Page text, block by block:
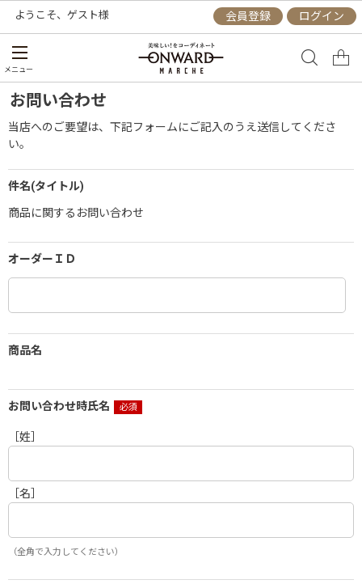
ようこそ、 ゲスト様 会員登録 ログイン
メニュー
お問い合わせ
当店へのご要望は、下記フォームにご記入のうえ送信してくださ
い。
件名(タイトル)
商品に関するお問い合わせ
オーダーＩＤ
商品名
お問い合わせ時氏名
［姓］
［名］
（全角で入力してください）